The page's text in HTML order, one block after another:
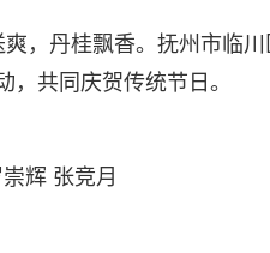
，丹桂飘香。抚州市临
，共同庆贺传统节日。
辉 张竞月